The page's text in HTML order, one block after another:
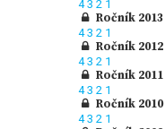
43 2 1
Ročník 2013
43 2 1
Ročník 2012
43 2 1
Ročník 2011
43 2 1
Ročník 2010
43 2 1